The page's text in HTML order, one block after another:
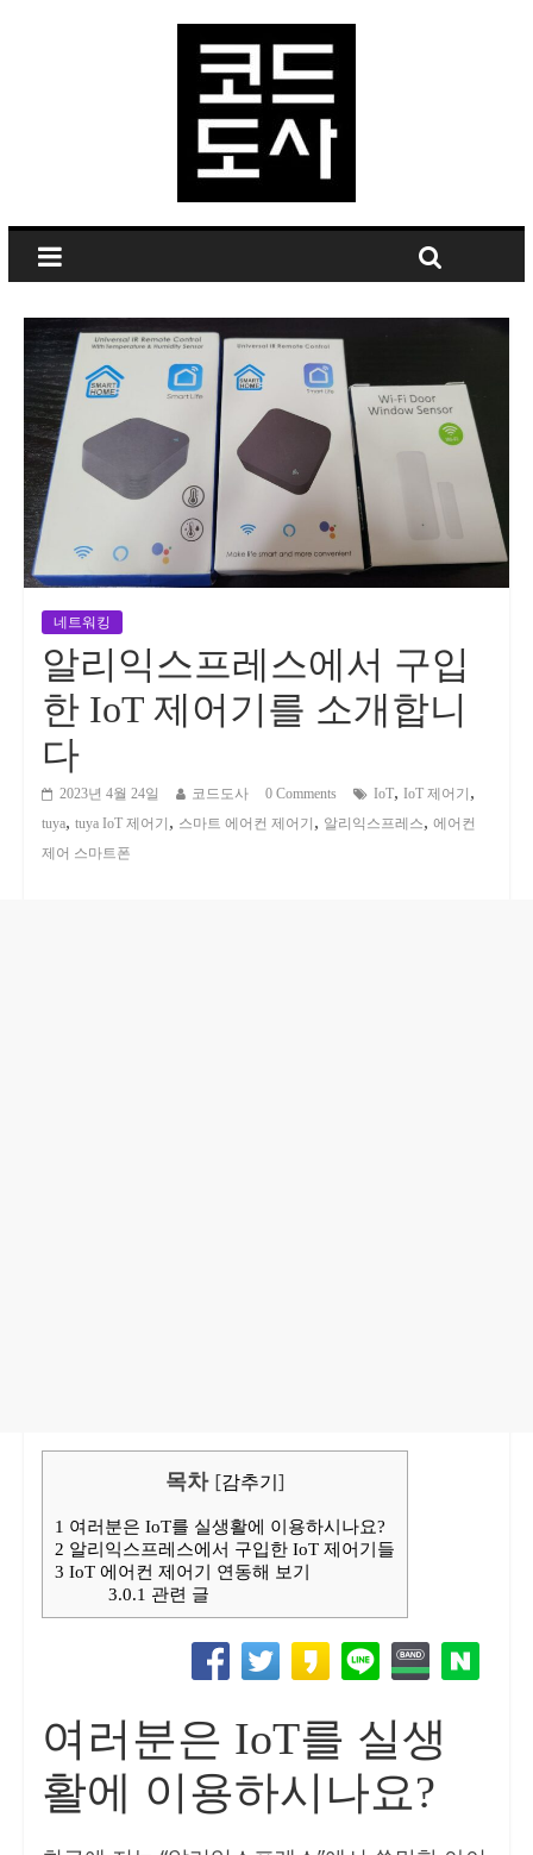
네트워킹
알리익스프레스에서 구입
한 IoT 제어기를 소개합니
다
2023년 4월 24일 코드도사 0 Comments IoT, IoT 제어기 ,
tuya, tuya IoT 제어기 , 스마트 에어컨 제어기 , 알리익스프레스, 에어컨
제어 스마트폰
목차 [감추기]
1 여러분은 IoT를 실생활에 이용하시나요?
2 알리익스프레스에서 구입한 IoT 제어기들
3 IoT 에어컨 제어기 연동해 보기
3.0.1 관련 글
여러분은 IoT를 실생
활에 이용하시나요?